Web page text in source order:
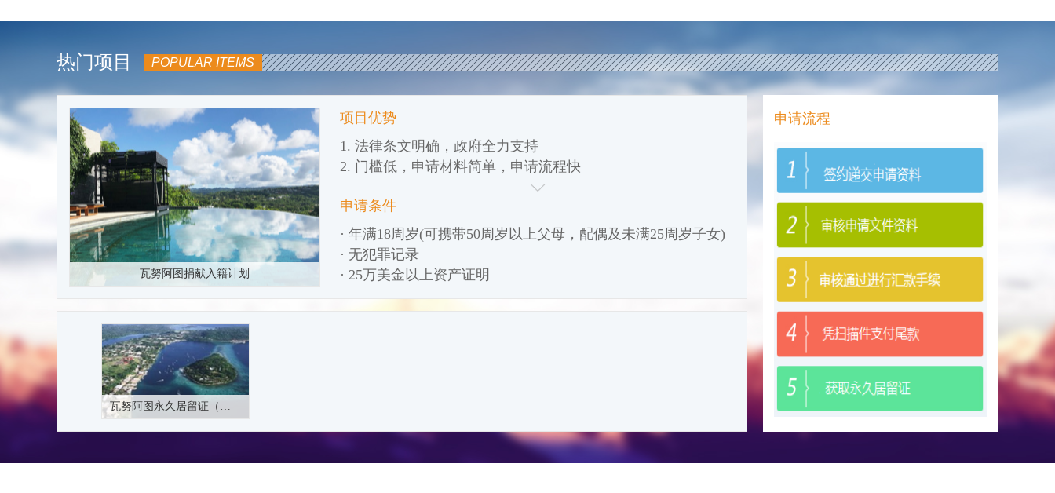
热门项目 POPULAR ITEMS
瓦努阿图捐献入籍计划
项目优势
1. 法律条文明确，政府全力支持
2. 门槛低，申请材料简单，申请流程快
3. 目前全球最低投资额，仅需10万美金
4. 承认双重国籍
5. 无移民监，无需登陆，没有居住要求，不影响在国内的正常
生活与工作
6. 一人申请，三代移民
申请条件
· 年满18周岁(可携带50周岁以上父母，配偶及未满25周岁子女)
· 无犯罪记录
· 25万美金以上资产证明
瓦努阿图永久居留证（绿卡）
申请流程